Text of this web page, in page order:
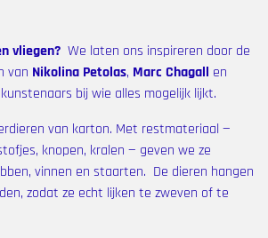
vliegen? We laten ons inspireren door de
van Nikolina Petolas, Marc Chagall en
bij wie alles mogelijk lijkt.
van karton. Met restmateriaal —
knopen, kralen — geven we ze
vinnen en staarten. De dieren hangen
zodat ze echt lijken te zweven of te